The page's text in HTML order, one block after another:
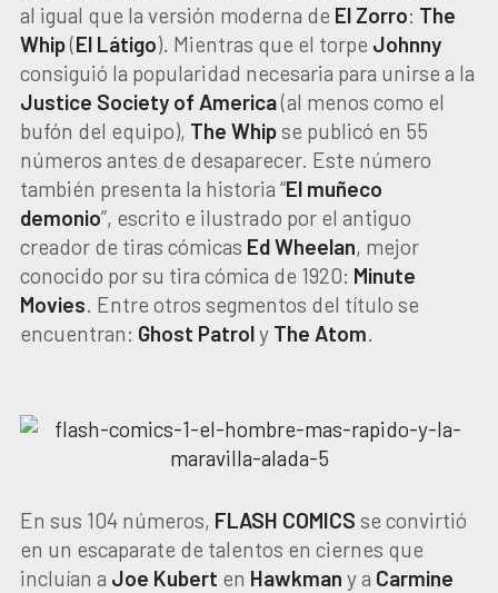
al igual que la versión moderna de El Zorro: The
Whip(El Látigo). Mientras que el torpe Johnny
consiguió la popularidad necesaria para unirse a la
Justice Society of America(al menos como el
bufón del equipo), The Whipse publicó en 55
números antes de desaparecer. Este número
también presenta la historia “El muñeco
demonio”, escrito e ilustrado por el antiguo
creador de tiras cómicas Ed Wheelan, mejor
conocido por su tira cómica de 1920: Minute
Movies. Entre otros segmentos del título se
encuentran: Ghost Patroly The Atom.
En sus 104 números, FLASH COMICS se convirtió
en un escaparate de talentos en ciernes que
incluían a Joe Kubert en Hawkman y a Carmine